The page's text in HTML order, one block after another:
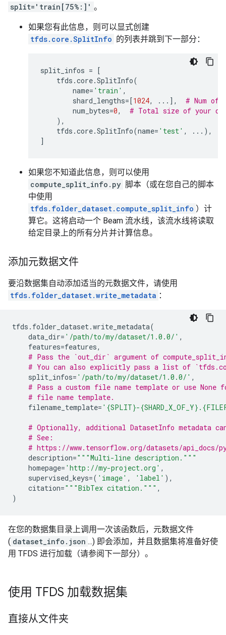
split='train[75%:]' 。
如果您有此信息，则可以显式创建
tfds.core.SplitInfo 的列表并跳到下一部分：
split_infos = [
tfds .core.SplitInfo(
name= 'train' ,
shard_lengths=[1024, ... ],
# Num of
num_bytes=0,
# Total size of your
),
tfds .core.SplitInfo(name= 'test' , ... ),
]
如果您不知道此信息，则可以使用
compute_split_info.py 脚本（或在您自己的脚本
中使用
tfds.folder_dataset.compute_split_info ）计
算它。这将启动一个 Beam 流水线，该流水线将读取
给定目录上的所有分片并计算信息。
添加元数据文件
要沿数据集自动添加适当的元数据文件，请使用
tfds.folder_dataset.write_metadata ：
tfds . folder_dataset.write_metadata(
data_dir= '/path/to/my/dataset/1.0.0/' ,
features=features,
# Pass the `out_dir` argument of
# You can also explicitly pass a list of
split_infos= '/path/to/my/dataset/1.0.0/' ,
# Pass a custom file name template or use None
# file name template.
filename_template= ' {SPLIT}-{SHARD_X_OF_Y} .
# Optionally, additional DatasetInfo metadata
# See:
# https://www.tensorflow.org/datasets/api_docs/
description="""Multi-line description."""
homepage= 'http://my-project.org' ,
supervised_keys=( 'image' , 'label' ),
citation="""BibTex citation.""" ,
)
在您的数据集目录上调用一次该函数后，元数据文件
( dataset_info.json ...) 即会添加，并且数据集将准备好使
用 TFDS 进行加载（请参阅下一部分）。
使用 TFDS 加载数据集
直接从文件夹